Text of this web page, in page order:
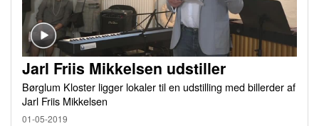
Jarl Friis Mikkelsen udstiller
Børglum Kloster ligger lokaler til en udstilling med billerder af
Jarl Friis Mikkelsen
01-05-2019